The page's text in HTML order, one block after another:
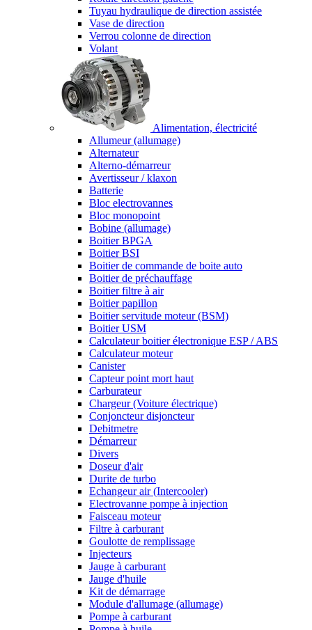
Tuyau hydraulique de direction assistée
Vase de direction
Verrou colonne de direction
Volant
Alimentation, électricité
Allumeur (allumage)
Alternateur
Alterno-démarreur
Avertisseur / klaxon
Batterie
Bloc electrovannes
Bloc monopoint
Bobine (allumage)
Boitier BPGA
Boitier BSI
Boitier de commande de boite auto
Boitier de préchauffage
Boitier filtre à air
Boitier papillon
Boitier servitude moteur (BSM)
Boitier USM
Calculateur boitier électronique ESP / ABS
Calculateur moteur
Canister
Capteur point mort haut
Carburateur
Chargeur (Voiture électrique)
Conjoncteur disjoncteur
Debitmetre
Démarreur
Divers
Doseur d'air
Durite de turbo
Echangeur air (Intercooler)
Electrovanne pompe à injection
Faisceau moteur
Filtre à carburant
Goulotte de remplissage
Injecteurs
Jauge à carburant
Jauge d'huile
Kit de démarrage
Module d'allumage (allumage)
Pompe à carburant